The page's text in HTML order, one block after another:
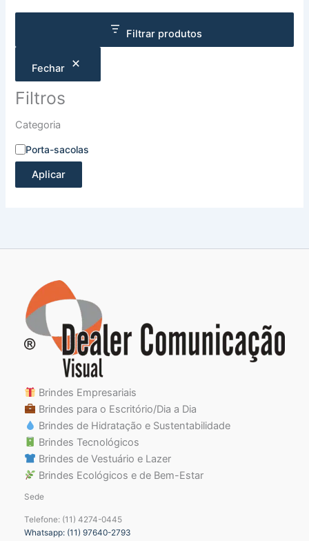
Filtrar produtos
Fechar
Filtros
Categoria
Porta-sacolas
Aplicar
Brindes Empresariais
Brindes para o Escritório/Dia a Dia
Brindes de Hidratação e Sustentabilidade
Brindes Tecnológicos
Brindes de Vestuário e Lazer
Brindes Ecológicos e de Bem-Estar
Sede
Telefone: (11) 4274-0445
Whatsapp: (11) 97640-2793